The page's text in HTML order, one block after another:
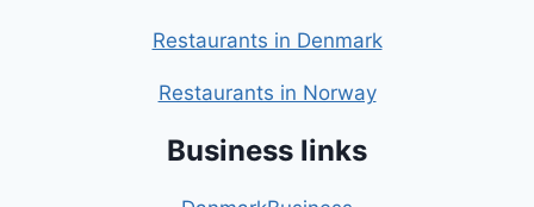
Restaurants in Denmark
Restaurants in Norway
Business links